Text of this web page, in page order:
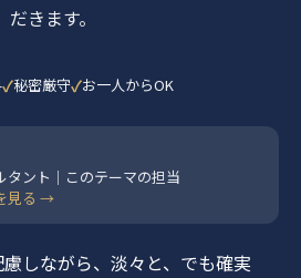
だきます。
秘密厳守 お一人からOK
タント｜このテーマの担当
見る →
慮しながら、淡々と、でも確実